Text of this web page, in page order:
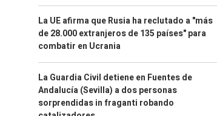
La UE afirma que Rusia ha reclutado a "más
de 28.000 extranjeros de 135 países" para
combatir en Ucrania
La Guardia Civil detiene en Fuentes de
Andalucía (Sevilla) a dos personas
sorprendidas in fraganti robando